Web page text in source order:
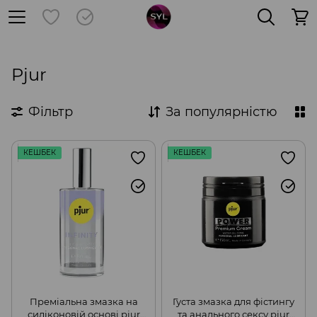
Pjur
Фільтр За популярністю
КЕШБЕК
Преміальна змазка на
силіконовій основі pjur
КЕШБЕК
Густа змазка для фістингу
та анального сексу pjur